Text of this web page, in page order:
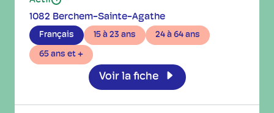
1082 Berchem-Sainte-Agathe
Français 15 à 23 ans 24 à 64 ans
65 ans et +
Voir la fiche